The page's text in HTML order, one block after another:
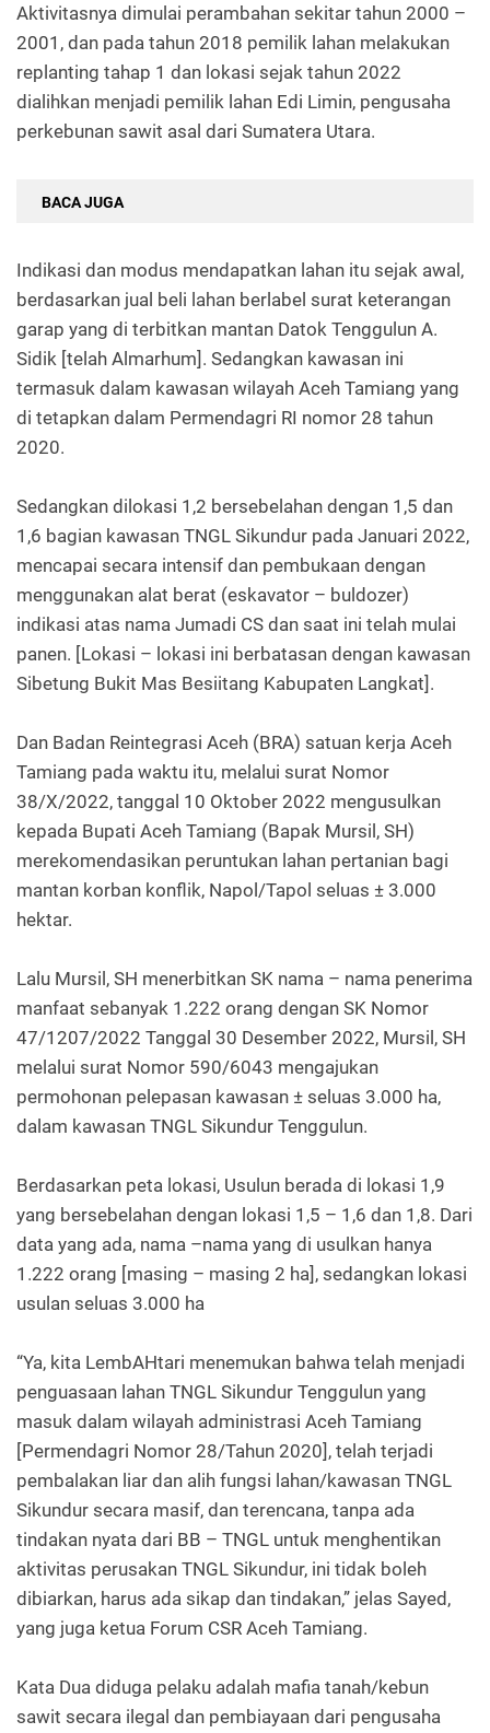
Aktivitasnya dimulai perambahan sekitar tahun 2000 –
2001, dan pada tahun 2018 pemilik lahan melakukan
replanting tahap 1 dan lokasi sejak tahun 2022
dialihkan menjadi pemilik lahan Edi Limin, pengusaha
perkebunan sawit asal dari Sumatera Utara.
BACA JUGA
Indikasi dan modus mendapatkan lahan itu sejak awal,
berdasarkan jual beli lahan berlabel surat keterangan
garap yang di terbitkan mantan Datok Tenggulun A.
Sidik [telah Almarhum]. Sedangkan kawasan ini
termasuk dalam kawasan wilayah Aceh Tamiang yang
di tetapkan dalam Permendagri RI nomor 28 tahun
2020.
Sedangkan dilokasi 1,2 bersebelahan dengan 1,5 dan
1,6 bagian kawasan TNGL Sikundur pada Januari 2022,
mencapai secara intensif dan pembukaan dengan
menggunakan alat berat (eskavator – buldozer)
indikasi atas nama Jumadi CS dan saat ini telah mulai
panen. [Lokasi – lokasi ini berbatasan dengan kawasan
Sibetung Bukit Mas Besiitang Kabupaten Langkat].
Dan Badan Reintegrasi Aceh (BRA) satuan kerja Aceh
Tamiang pada waktu itu, melalui surat Nomor
38/X/2022, tanggal 10 Oktober 2022 mengusulkan
kepada Bupati Aceh Tamiang (Bapak Mursil, SH)
merekomendasikan peruntukan lahan pertanian bagi
mantan korban konflik, Napol/Tapol seluas ± 3.000
hektar.
Lalu Mursil, SH menerbitkan SK nama – nama penerima
manfaat sebanyak 1.222 orang dengan SK Nomor
47/1207/2022 Tanggal 30 Desember 2022, Mursil, SH
melalui surat Nomor 590/6043 mengajukan
permohonan pelepasan kawasan ± seluas 3.000 ha,
dalam kawasan TNGL Sikundur Tenggulun.
Berdasarkan peta lokasi, Usulun berada di lokasi 1,9
yang bersebelahan dengan lokasi 1,5 – 1,6 dan 1,8. Dari
data yang ada, nama –nama yang di usulkan hanya
1.222 orang [masing – masing 2 ha], sedangkan lokasi
usulan seluas 3.000 ha
“Ya, kita LembAHtari menemukan bahwa telah menjadi
penguasaan lahan TNGL Sikundur Tenggulun yang
masuk dalam wilayah administrasi Aceh Tamiang
[Permendagri Nomor 28/Tahun 2020], telah terjadi
pembalakan liar dan alih fungsi lahan/kawasan TNGL
Sikundur secara masif, dan terencana, tanpa ada
tindakan nyata dari BB – TNGL untuk menghentikan
aktivitas perusakan TNGL Sikundur, ini tidak boleh
dibiarkan, harus ada sikap dan tindakan,” jelas Sayed,
yang juga ketua Forum CSR Aceh Tamiang.
Kata Dua diduga pelaku adalah mafia tanah/kebun
sawit secara ilegal dan pembiayaan dari pengusaha